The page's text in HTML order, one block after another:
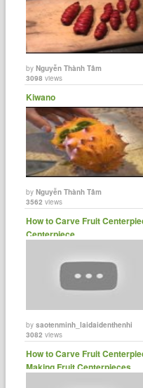
byNguyễn Thành Tâm
3098 views
Kiwano
byNguyễn Thành Tâm
3562 views
How to Carve Fruit
Centerpiece
bysaotenminh_laidaidenthenhi
3082 views
How to Carve Fruit
Making Fruit Centerpieces